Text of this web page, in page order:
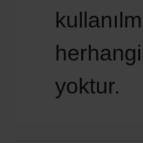
yoktur.